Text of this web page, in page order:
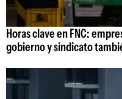
Horas clave en FNC:
gobierno y sindicato